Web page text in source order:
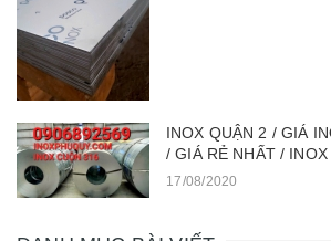
INOX QUẬN 2 / GIÁ
/ GIÁ RẺ NHẤT /
17/08/2020